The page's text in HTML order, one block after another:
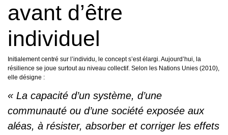
avant d’être
individuel
Initialement centré sur l’individu, le concept s’est élargi. Aujourd’hui, la
résilience se joue surtout au niveau collectif. Selon les Nations Unies (2010),
elle désigne :
« La capacité d’un système, d’une
communauté ou d’une société exposée aux
aléas, à résister, absorber et corriger les effets